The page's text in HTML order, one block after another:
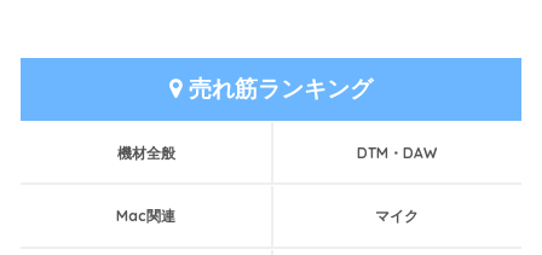
売れ筋ランキング
機材全般 DTM・DAW
Mac関連 マイク